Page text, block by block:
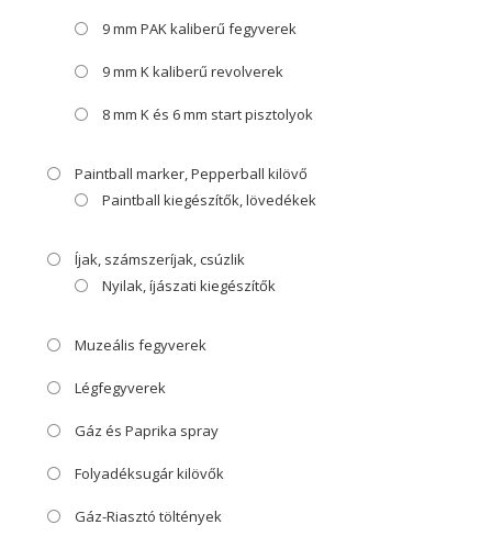
9 mm PAK kaliberű fegyverek
9 mm K kaliberű revolverek
8 mm K és 6 mm start pisztolyok
Paintball marker, Pepperball kilövő
Paintball kiegészítők, lövedékek
Íjak, számszeríjak, csúzlik
Nyilak, íjászati kiegészítők
Muzeális fegyverek
Légfegyverek
Gáz és Paprika spray
Folyadéksugár kilövők
Gáz-Riasztó töltények